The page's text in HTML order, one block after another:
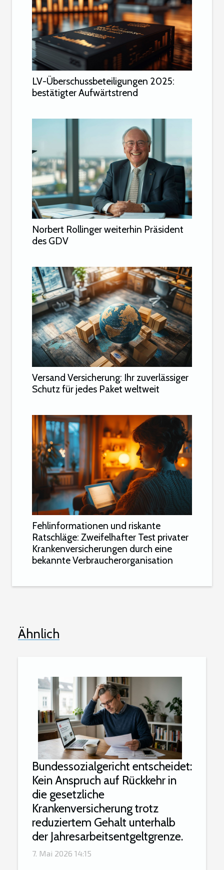
LV-Überschussbeteiligungen 2025:
bestätigter Aufwärtstrend
Norbert Rollinger weiterhin Präsident
des GDV
Versand Versicherung: Ihr zuverlässiger
Schutz für jedes Paket weltweit
Fehlinformationen und riskante
Ratschläge: Zweifelhafter Test privater
Krankenversicherungen durch eine
bekannte Verbraucherorganisation
Ähnlich
Bundessozialgericht entscheidet:
Kein Anspruch auf Rückkehr in
die gesetzliche
Krankenversicherung trotz
reduziertem Gehalt unterhalb
der Jahresarbeitsentgeltgrenze.
7. Mai 2026 14:15